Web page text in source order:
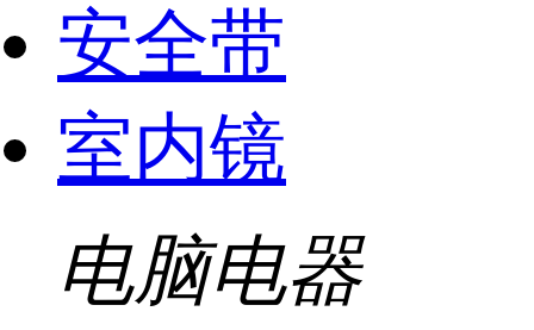
安全带
室内镜
电脑电器